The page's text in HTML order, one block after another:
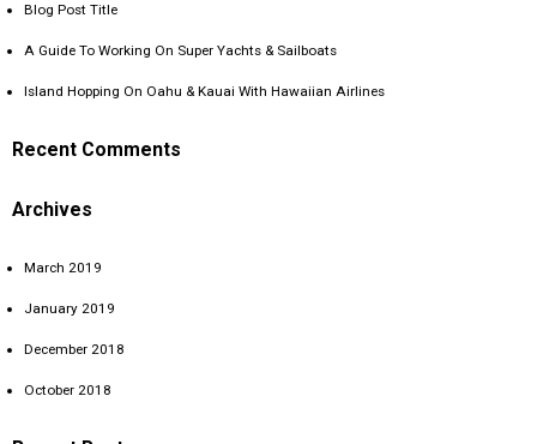
Blog Post Title
A Guide To Working On Super Yachts & Sailboats
Island Hopping On Oahu & Kauai With Hawaiian Airlines
Recent Comments
Archives
March 2019
January 2019
December 2018
October 2018